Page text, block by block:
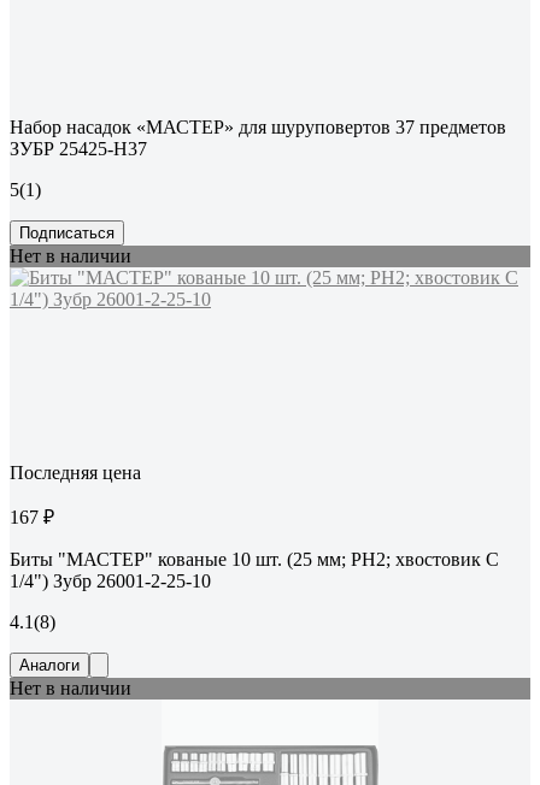
Набор насадок «МАСТЕР» для шуруповертов 37 предметов
ЗУБР 25425-H37
5(1)
Подписаться
Нет в наличии
Последняя цена
167 ₽
Биты "МАСТЕР" кованые 10 шт. (25 мм; PH2; хвостовик C
1/4") Зубр 26001-2-25-10
4.1(8)
Аналоги
Нет в наличии